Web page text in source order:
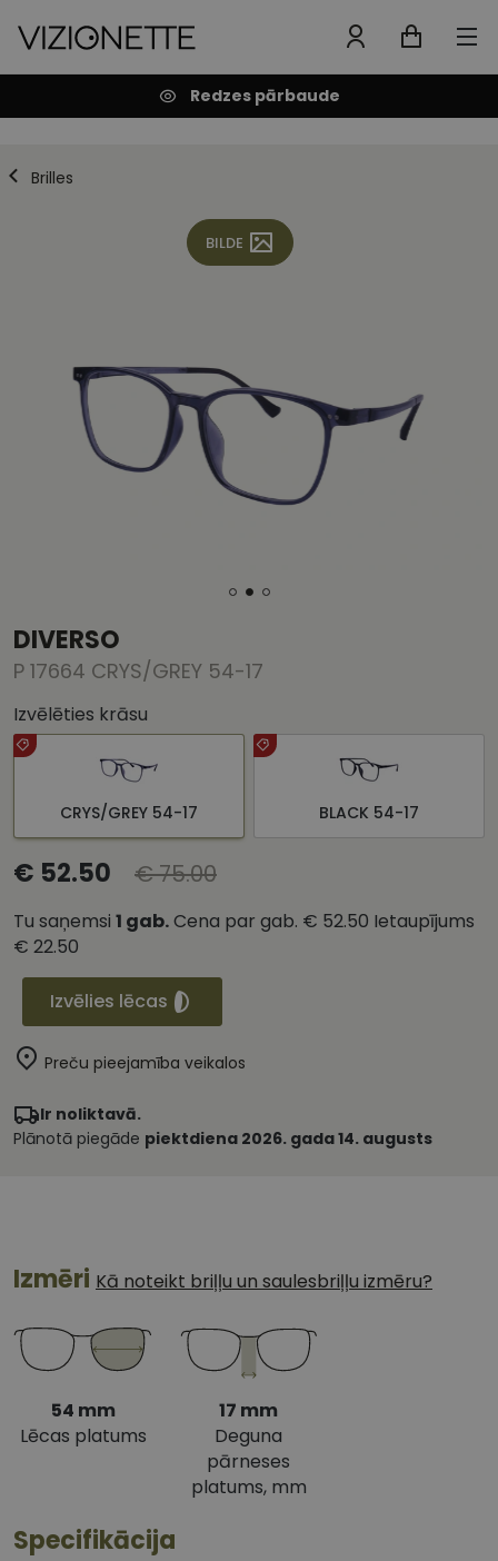
Redzes pārbaude
Brilles
BILDE
DIVERSO
P 17664 CRYS/GREY 54-17
Izvēlēties krāsu
CRYS/GREY 54-17 BLACK 54-17
€ 52.50 € 75.00
Tu saņemsi 1 gab.Cena par gab. € 52.50 Ietaupījums
€ 22.50
Izvēlies lēcas
Preču pieejamība veikalos
Ir noliktavā.
Plānotā piegāde piektdiena 2026. gada 14. augusts
Izmēri Kā noteikt briļļu un saulesbriļļu izmēru?
54 mm
Lēcas platums
17 mm
Deguna
pārneses
platums, mm
Specifikācija